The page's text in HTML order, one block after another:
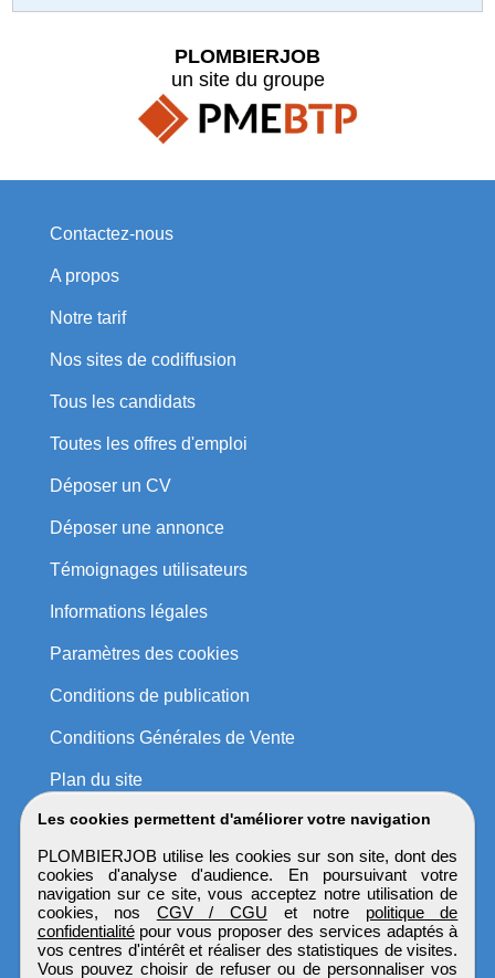
Les cookies permettent d'améliorer votre navigation
PLOMBIERJOB utilise les cookies sur son site, dont des
cookies d'analyse d'audience. En poursuivant votre
navigation sur ce site, vous acceptez notre utilisation de
cookies, nos CGV / CGU et notre politique de
confidentialitépour vous proposer des services adaptés à
vos centres d'intérêt et réaliser des statistiques de visites.
Vous pouvez choisir de refuser ou de personnaliser vos
PLOMBIERJOB
un site du groupe
Contactez-nous
A propos
Notre tarif
Nos sites de codiffusion
Tous les candidats
Toutes les offres d'emploi
Déposer un CV
Déposer une annonce
Témoignages utilisateurs
Informations légales
Paramètres des cookies
Conditions de publication
Conditions Générales de Vente
Plan du site